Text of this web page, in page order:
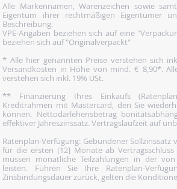
Alle Markennamen, Warenzeichen sowie
Eigentum ihrer rechtmäßigen Eigentümer
Beschreibung.
VPE-Angaben beziehen sich auf eine
beziehen sich auf "Originalverpackt"
* Alle hier genannten Preise verstehen sich
Versandkosten in Höhe von mind. € 8,90*.
verstehen sich inkl. 19% USt.
** Finanzierung Ihres Einkaufs
Kreditrahmen mit Mastercard, den Sie
können. Nettodarlehensbetrag
effektiver Jahreszinssatz. Vertragslaufzeit auf
Ratenplan-Verfügung: Gebundener Sollzinssatz
für die ersten [12] Monate ab Vertragsschluss
müssen monatliche Teilzahlungen in der
leisten. Führen Sie Ihre Ratenplan-
Zinsbindungsdauer zurück, gelten die